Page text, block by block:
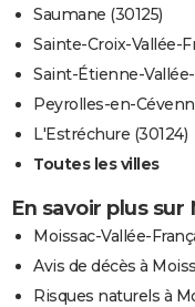
Saumane (30125)
Sainte-Croix-Vallée-
Saint-Étienne-
Peyrolles-en-
L'Estréchure (30124)
Toutes les villes
En savoir plus sur
Moissac-Vallée-
Avis de décès à
Risques naturels à